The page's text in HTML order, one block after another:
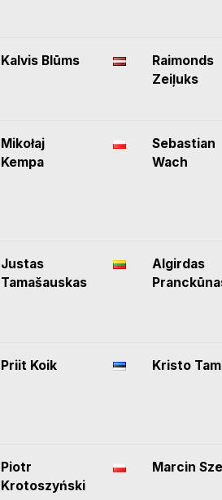
Kalvis Blūms
Raimonds
Zeiļuks
Mikołaj
Kempa
Sebastian
Wach
Justas
Tamašauskas
Algirdas
Priit Koik Kristo
Piotr
Krotoszyński
Marcin